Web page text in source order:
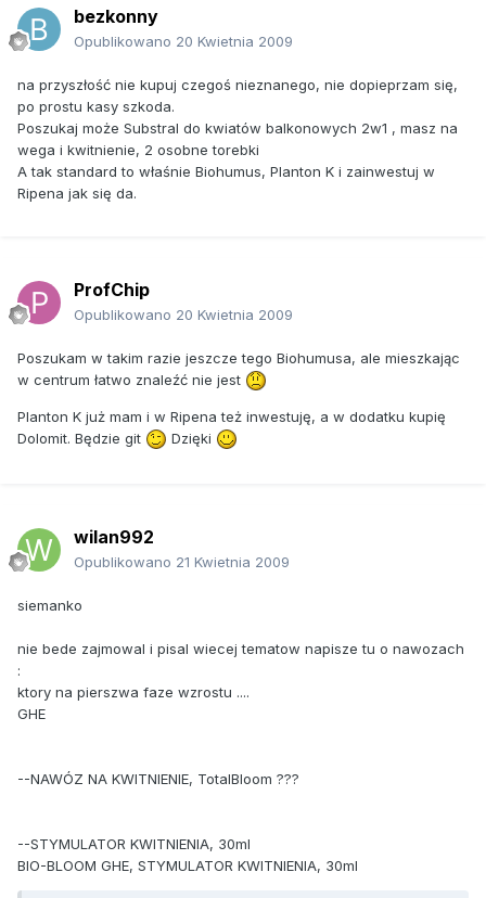
bezkonny
Opublikowano 20 Kwietnia 2009
na przyszłość nie kupuj czegoś nieznanego, nie dopieprzam się,
po prostu kasy szkoda.
Poszukaj może Substral do kwiatów balkonowych 2w1 , masz na
wega i kwitnienie, 2 osobne torebki
A tak standard to właśnie Biohumus, Planton K i zainwestuj w
Ripena jak się da.
ProfChip
Opublikowano 20 Kwietnia 2009
Poszukam w takim razie jeszcze tego Biohumusa, ale mieszkając
w centrum łatwo znaleźć nie jest
Planton K już mam i w Ripena też inwestuję, a w dodatku kupię
Dolomit. Będzie git
Dzięki
wilan992
Opublikowano 21 Kwietnia 2009
siemanko
nie bede zajmowal i pisal wiecej tematow napisze tu o nawozach
:
ktory na pierszwa faze wzrostu ....
GHE
--NAWÓZ NA KWITNIENIE, TotalBloom ???
--STYMULATOR KWITNIENIA, 30ml
BIO-BLOOM GHE, STYMULATOR KWITNIENIA, 30ml